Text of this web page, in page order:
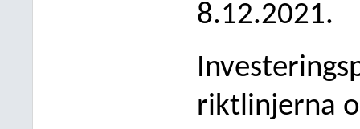
8.12.2021.
riktlinjerna